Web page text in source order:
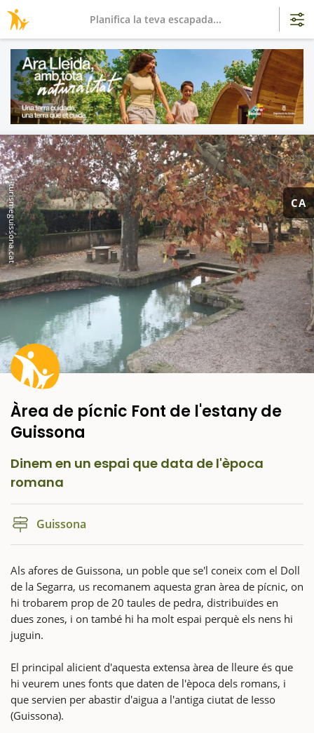
CA
Àrea de pícnic Font de l'estany de
Guissona
turismeguissona.cat
Dinem en un espai que data de l'època
romana
Guissona
Als afores de Guissona, un poble que se'l coneix com el Doll
de la Segarra, us recomanem aquesta gran àrea de pícnic, on
hi trobarem prop de 20 taules de pedra, distribuïdes en
dues zones, i on també hi ha molt espai perquè els nens hi
juguin.
El principal alicient d'aquesta extensa àrea de lleure és que
hi veurem unes fonts que daten de l'època dels romans, i
que servien per abastir d'aigua a l'antiga ciutat de Iesso
(Guissona).
Planifica la teva escapada...